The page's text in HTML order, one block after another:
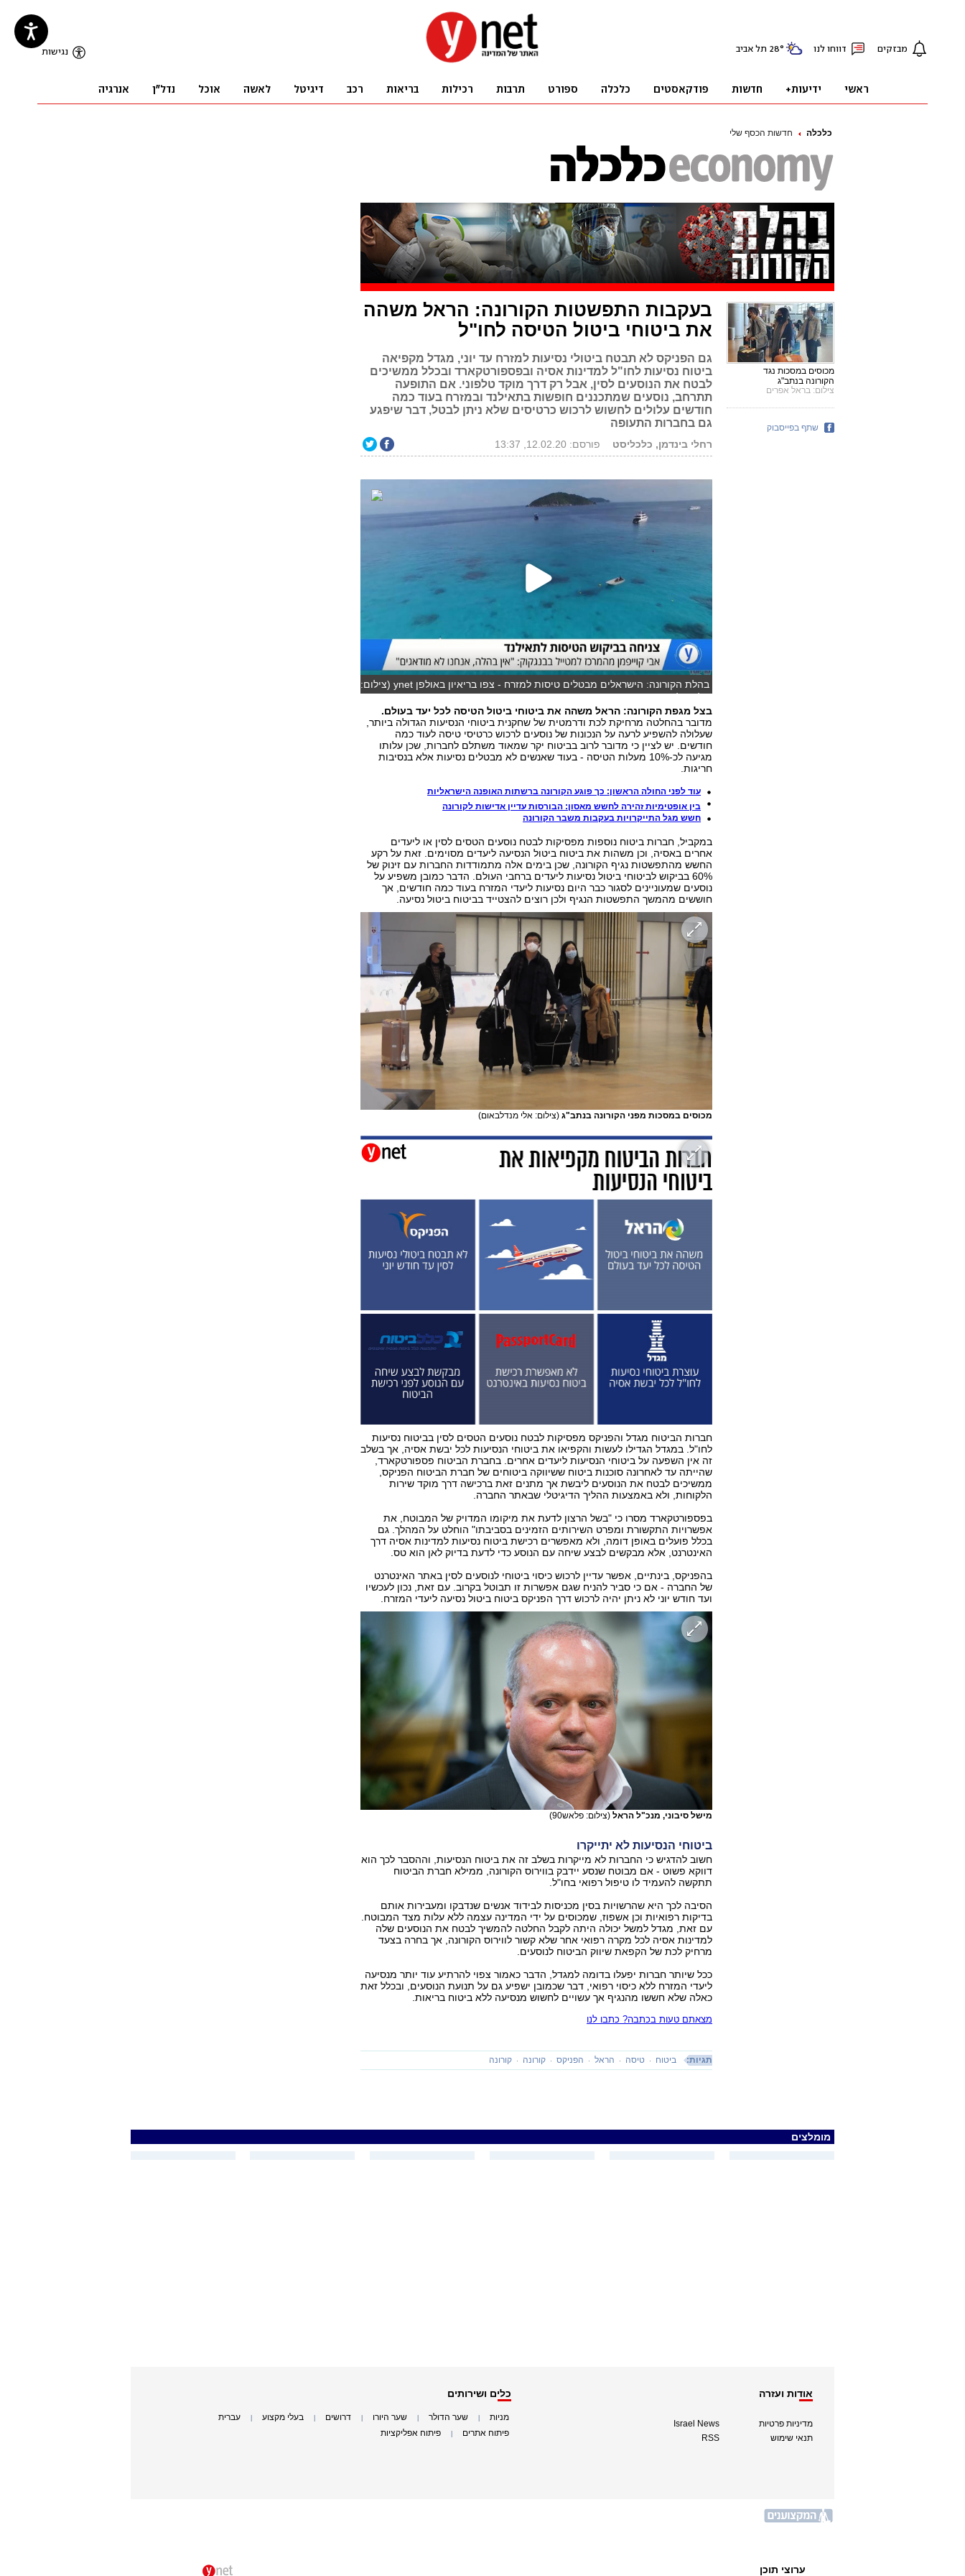
כלכלה חדשות הכסף שלי
בעקבות התפשטות הקורונה: הראל משהה
את ביטוחי ביטול הטיסה לחו"ל
גם הפניקס לא תבטח ביטולי נסיעות למזרח עד יוני, מגדל מקפיאה
ביטוח נסיעות לחו"ל למדינות אסיה ובפספורטקארד ובכלל ממשיכים
לבטח את הנוסעים לסין, אבל רק דרך מוקד טלפוני. אם התופעה
תתרחב, נוסעים שמתכננים חופשות בתאילנד ובמזרח בעוד כמה
חודשים עלולים לחשוש לרכוש כרטיסים שלא ניתן לבטל, דבר שיפגע
גם בחברות התעופה
רחלי בינדמן, כלכליסט פורסם: 12.02.20, 13:37
בהלת הקורונה: הישראלים מבטלים טיסות למזרח - צפו בריאיון באולפן ynet (צילום:
אלי סגל)
בצל מגפת הקורונה: הראל משהה את ביטוחי ביטול הטיסה לכל יעד בעולם.
מדובר בהחלטה מרחיקת לכת ודרמטית של שחקנית ביטוחי הנסיעות הגדולה ביותר,
שעלולה להשפיע לרעה על הנכונות של נוסעים לרכוש כרטיסי טיסה לעוד כמה
חודשים. יש לציין כי מדובר לרוב בביטוח יקר שמאוד משתלם לחברות, שכן עלותו
מגיעה לכ-10% מעלות הטיסה - בעוד שאנשים לא מבטלים נסיעות אלא בנסיבות
חריגות.
עוד לפני החולה הראשון: כך פוגע הקורונה ברשתות האופנה הישראליות
בין אופטימיות זהירה לחשש מאסון: הבורסות עדיין אדישות לקורונה
חשש מגל התייקרויות בעקבות משבר הקורונה
במקביל, חברות ביטוח נוספות מפסיקות לבטח נוסעים הטסים לסין או ליעדים
אחרים באסיה, וכן משהות את ביטוח ביטול הנסיעה ליעדים מסוימים. זאת על רקע
החשש מהתפשטות נגיף הקורונה, שכן בימים אלה מתמודדות החברות עם זינוק של
60% בביקוש לביטוחי ביטול נסיעות ליעדים ברחבי העולם. הדבר כמובן משפיע על
נוסעים שמעוניינים לסגור כבר היום נסיעות ליעדי המזרח בעוד כמה חודשים, אך
חוששים מהמשך התפשטות הנגיף ולכן רוצים להצטייד בביטוח ביטול נסיעה.
מכוסים במסכות מפני הקורונה בנתב"ג (צילום: אלי מנדלבאום)
חברות הביטוח מגדל והפניקס מפסיקות לבטח נוסעים הטסים לסין בביטוח נסיעות
לחו"ל. במגדל הגדילו לעשות והקפיאו את ביטוחי הנסיעות לכל יבשת אסיה, אך בשלב
זה אין השפעה על ביטוחי הנסיעות ליעדים אחרים. בחברת הביטוח פספורטקארד,
שהייתה עד לאחרונה סוכנות ביטוח ששיווקה ביטוחים של חברת הביטוח הפניקס,
ממשיכים לבטח את הנוסעים ליבשת אך מתנים זאת ברכישה דרך מוקד שירות
הלקוחות, ולא באמצעות ההליך הדיגיטלי שבאתר החברה.
בפספורטקארד מסרו כי "בשל הרצון לדעת את מיקומו המדויק של המבוטח, את
אפשרויות התקשורת ומפרט השירותים הזמינים בסביבתו" הוחלט על המהלך. גם
בכלל פועלים באופן דומה, ולא מאפשרים רכישת ביטוח נסיעות למדינות אסיה דרך
האינטרנט, אלא מבקשים לבצע שיחה עם הנוסע כדי לדעת בדיוק לאן הוא טס.
בהפניקס, בינתיים, אפשר עדיין לרכוש כיסוי ביטוחי לנוסעים לסין באתר האינטרנט
של החברה - אם כי סביר להניח שגם אפשרות זו תבוטל בקרוב. עם זאת, נכון לעכשיו
ועד חודש יוני לא ניתן יהיה לרכוש דרך הפניקס ביטוח ביטול נסיעה ליעדי המזרח.
מישל סיבוני, מנכ"ל הראל (צילום: פלאש90)
ביטוחי הנסיעות לא יתייקרו
חשוב להדגיש כי החברות לא מייקרות בשלב זה את ביטוח הנסיעות, וההסבר לכך הוא
דווקא פשוט - אם מבוטח שנסע יידבק בווירוס הקורונה, ממילא חברת הביטוח
תתקשה להעמיד לו טיפול רפואי בחו"ל.
הסיבה לכך היא שהרשויות בסין מכניסות לבידוד אנשים שנדבקו ומעבירות אותם
בדיקות רפואיות וכן אשפוז, שמכוסים על ידי המדינה עצמה ללא עלות מצד המבוטח.
עם זאת, מגדל למשל יכולה היתה לקבל החלטה להמשיך לבטח את הנוסעים שלה
למדינות אסיה לכל מקרה רפואי אחר שלא קשור לווירוס הקורונה, אך בחרה בצעד
מרחיק לכת של הקפאת שיווק הביטוח לנוסעים.
ככל שיותר חברות יפעלו בדומה למגדל, הדבר כאמור צפוי להרתיע עוד יותר מנסיעה
ליעדי המזרח ללא כיסוי רפואי, דבר שכמובן ישפיע גם על תנועת הנוסעים, ובכלל זאת
כאלה שלא חששו מהנגיף אך עשויים לחשוש מנסיעה ללא ביטוח בריאות.
מצאתם טעות בכתבה? כתבו לנו
תגיות: ביטוח טיסה הראל הפניקס קורונה קורונה
מכוסים במסכות נגד
הקורונה בנתב"ג
צילום: בראל אפרים
שתף בפייסבוק
מומלצים
אודות ועזרה
מדיניות פרטיות
תנאי שימוש
Israel News
RSS
כלים ושירותים
מניות שער הדולר שער היורו דרושים בעלי מקצוע עברית
פיתוח אתרים פיתוח אפליקציות
ערוצי תוכן